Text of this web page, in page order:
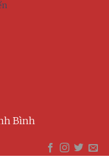
Bình